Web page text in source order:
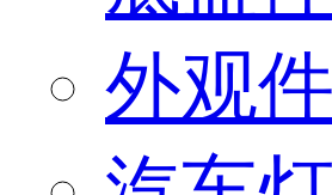
外观件